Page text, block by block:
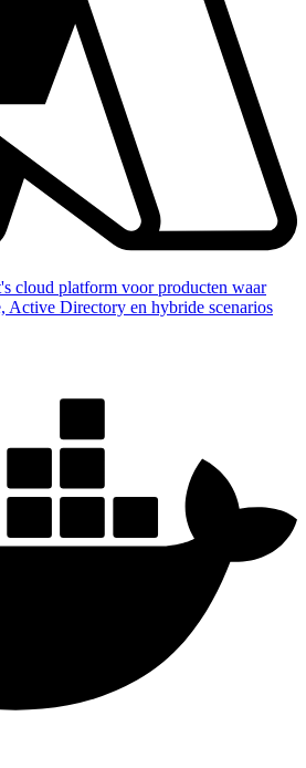
cloud platform voor producten waar
Active Directory en hybride scenarios